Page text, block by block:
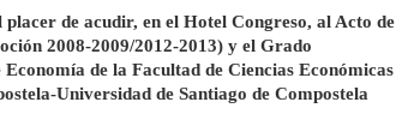
de acudir, en el Hotel Congreso, al Acto de
2008-2009/2012-2013) y el Grado
de la Facultad de Ciencias Económicas
Universidad de Santiago de Compostela